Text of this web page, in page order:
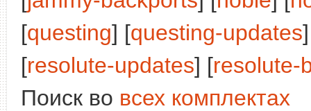
[questing] [questing-updates
[resolute-updates] [resolute-
Поиск во всех комплектах